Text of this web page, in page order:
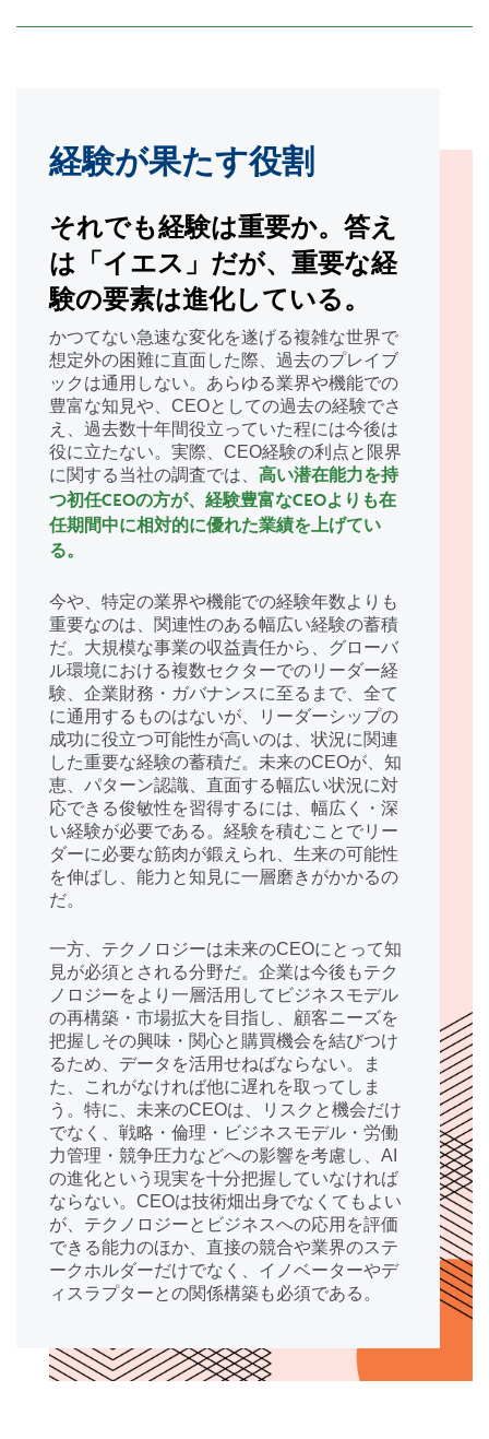
経験が果たす役割
それでも経験は重要か。答え
は「イエス」だが、重要な経
験の要素は進化している。
かつてない急速な変化を遂げる複雑な世界で
想定外の困難に直面した際、過去のプレイブ
ックは通用しない。あらゆる業界や機能での
豊富な知見や、CEOとしての過去の経験でさ
え、過去数十年間役立っていた程には今後は
役に立たない。実際、CEO経験の利点と限界
に関する当社の調査では、 高い潜在能力を持
つ初任CEOの方が、経験豊富なCEOよりも在
任期間中に相対的に優れた業績を上げてい
る。
今や、特定の業界や機能での経験年数よりも
重要なのは、関連性のある幅広い経験の蓄積
だ。大規模な事業の収益責任から、グローバ
ル環境における複数セクターでのリーダー経
験、企業財務・ガバナンスに至るまで、全て
に通用するものはないが、リーダーシップの
成功に役立つ可能性が高いのは、状況に関連
した重要な経験の蓄積だ。未来のCEOが、知
恵、パターン認識、直面する幅広い状況に対
応できる俊敏性を習得するには、幅広く・深
い経験が必要である。経験を積むことでリー
ダーに必要な筋肉が鍛えられ、生来の可能性
を伸ばし、能力と知見に一層磨きがかかるの
だ。
一方、テクノロジーは未来のCEOにとって知
見が必須とされる分野だ。企業は今後もテク
ノロジーをより一層活用してビジネスモデル
の再構築・市場拡大を目指し、顧客ニーズを
把握しその興味・関心と購買機会を結びつけ
るため、データを活用せねばならない。ま
た、これがなければ他に遅れを取ってしま
う。特に、未来のCEOは、リスクと機会だけ
でなく、戦略・倫理・ビジネスモデル・労働
力管理・競争圧力などへの影響を考慮し、AI
の進化という現実を十分把握していなければ
ならない。CEOは技術畑出身でなくてもよい
が、テクノロジーとビジネスへの応用を評価
できる能力のほか、直接の競合や業界のステ
ークホルダーだけでなく、イノベーターやデ
ィスラプターとの関係構築も必須である。